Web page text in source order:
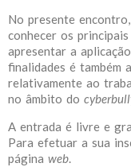
No presente
conhecer os
apresentar a
finalidades é também
relativamente ao
no âmbito do
A entrada é livre e
Para efetuar a sua
página web.